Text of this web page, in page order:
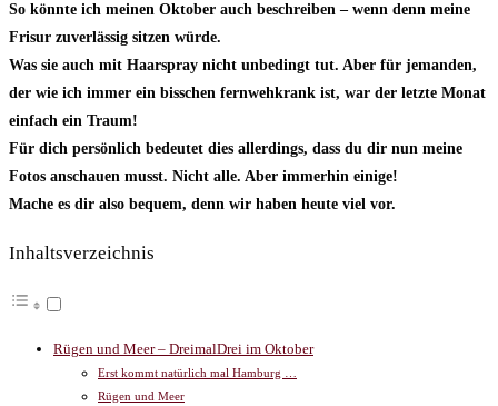
So könnte ich meinen Oktober auch beschreiben – wenn denn meine
Frisur zuverlässig sitzen würde.
Was sie auch mit Haarspray nicht unbedingt tut. Aber für jemanden,
der wie ich immer ein bisschen fernwehkrank ist, war der letzte Monat
einfach ein Traum!
Für dich persönlich bedeutet dies allerdings, dass du dir nun meine
Fotos anschauen musst. Nicht alle. Aber immerhin einige!
Mache es dir also bequem, denn wir haben heute viel vor.
Inhaltsverzeichnis
Rügen und Meer – DreimalDrei im Oktober
Erst kommt natürlich mal Hamburg …
Rügen und Meer